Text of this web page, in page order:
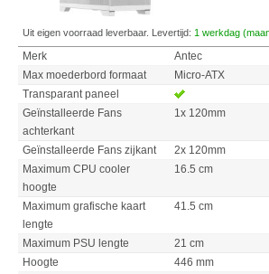
Uit eigen voorraad leverbaar. Levertijd: 1 werkdag
Merk
Antec
Max moederbord formaat
Micro-ATX
Transparant paneel
Geïnstalleerde Fans
achterkant
1x 120mm
Geïnstalleerde Fans zijkant
2x 120mm
Maximum CPU cooler
hoogte
16.5 cm
Maximum grafische kaart
lengte
41.5 cm
Maximum PSU lengte
21 cm
Hoogte
446 mm